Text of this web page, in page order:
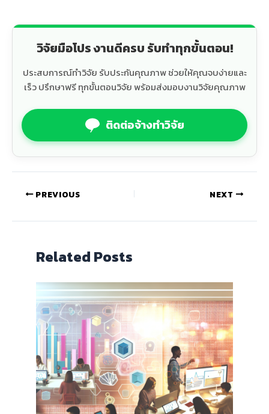
วิจัยมือโปร งานดีครบ รับทำทุกขั้นตอน!
ประสบการณ์ทำวิจัย รับประกันคุณภาพ ช่วยให้คุณจบง่ายและ
เร็ว ปรึกษาฟรี ทุกขั้นตอนวิจัย พร้อมส่งมอบงานวิจัยคุณภาพ
ติดต่อจ้างทำวิจัย
PREVIOUS NEXT
Related Posts